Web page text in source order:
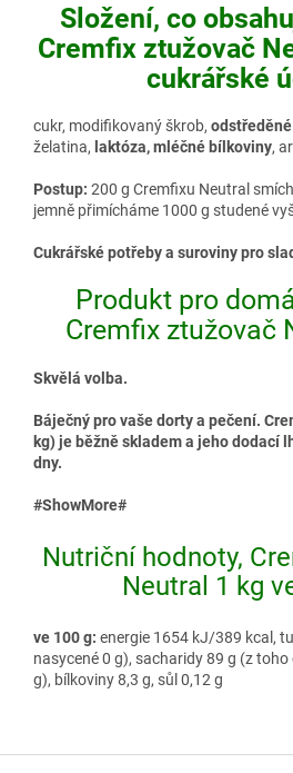
Složení, co
Cremfix ztužovač
cukrářské
cukr, modifikovaný škrob, odstředěné
želatina, laktóza, mléčné bílkoviny,
Postup: 200 g Cremfixu Neutral
jemně přimícháme 1000 g studené
Cukrářské potřeby a suroviny pro
Produkt pro
Cremfix ztužovač
Skvělá volba.
Báječný pro vaše dorty a pečení.
kg) je běžně skladem a jeho dodací
dny.
#ShowMore#
Nutriční hodnoty,
Neutral 1 kg
ve 100 g: energie 1654 kJ/389 kcal,
nasycené 0 g), sacharidy 89 g (z toho
g), bílkoviny 8,3 g, sůl 0,12 g